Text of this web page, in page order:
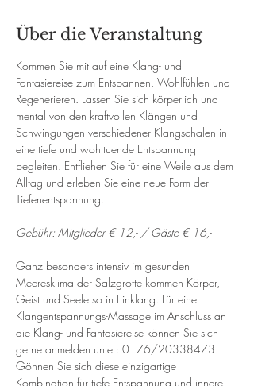
Über die Veranstaltung
Kommen Sie mit auf eine Klang- und
Fantasiereise zum Entspannen, Wohlfühlen und
Regenerieren. Lassen Sie sich körperlich und
mental von den kraftvollen Klängen und
Schwingungen verschiedener Klangschalen in
eine tiefe und wohltuende Entspannung
begleiten. Entfliehen Sie für eine Weile aus dem
Alltag und erleben Sie eine neue Form der
Tiefenentspannung.
Gebühr: Mitglieder € 12,- / Gäste € 16,-
Ganz besonders intensiv im gesunden
Meeresklima der Salzgrotte kommen Körper,
Geist und Seele so in Einklang. Für eine
Klangentspannungs-Massage im Anschluss an
die Klang- und Fantasiereise können Sie sich
gerne anmelden unter: 0176/20338473.
Gönnen Sie sich diese einzigartige
Kombination für tiefe Entspannung und innere